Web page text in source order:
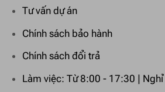
Tư vấn dự án
Chính sách bảo hành
Chính sách đổi trả
Làm việc: Từ 8:00 - 17:30 | Nghỉ